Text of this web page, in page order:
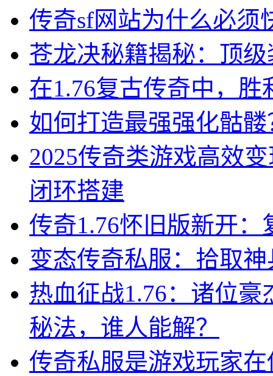
传奇sf网站为什么必须
苍龙决秘籍揭秘：顶
在1.76复古传奇中，胜
如何打造最强强化骷
2025传奇类游戏高效
闭环搭建
传奇1.76怀旧版新开：
变态传奇私服：拾取
热血征战1.76：诸位
秘法，谁人能解？
传奇私服是游戏玩家